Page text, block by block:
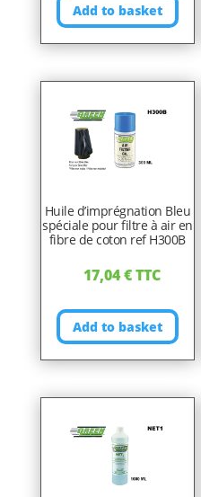
Add to basket
Huile d’imprégnation Bleu
spéciale pour filtre à air en
fibre de coton ref H300B
17,04€TTC
Add to basket